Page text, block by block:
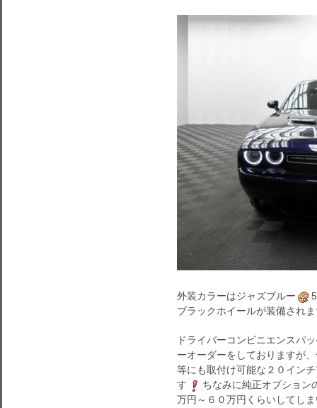
外装カラーはジャズブルー
ブラックホイールが装備され
ドライバーコンビニエンスパ
ーオーダーをしておりますが
等にも取付け可能な２０イン
す
ちなみに純正オプション
万円～６０万円くらいしてし